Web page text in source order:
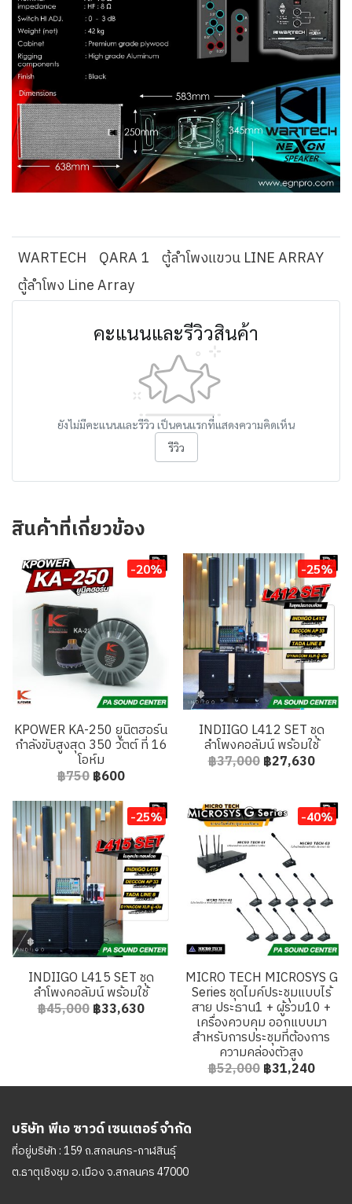
WARTECH QARA 1 ตู้ลำโพงแขวน LINE ARRAY
ตู้ลำโพง Line Array
คะแนนและรีวิวสินค้า
ยังไม่มีคะแนนและรีวิว เป็นคนแรกที่แสดงความคิดเห็น
รีวิว
สินค้าที่เกี่ยวข้อง
-20%
KPOWER KA-250 ยูนิตฮอร์น
กำลังขับสูงสุด 350 วัตต์ ที่ 16
โอห์ม
฿750 ฿600
-25%
INDIIGO L412 SET ชุด
ลำโพงคอลัมน์ พร้อมใช้
฿37,000 ฿27,630
-25%
INDIIGO L415 SET ชุด
ลำโพงคอลัมน์ พร้อมใช้
฿45,000 ฿33,630
-40%
MICRO TECH MICROSYS G
Series ชุดไมค์ประชุมแบบไร้
สาย ประธาน1 + ผู้ร่วม10 +
เครื่องควบคุม ออกแบบมา
สำหรับการประชุมที่ต้องการ
ความคล่องตัวสูง
฿52,000 ฿31,240
บริษัท พีเอ ซาวด์ เซนเตอร์ จำกัด
ที่อยู่บริษัท : 159 ถ.สกลนคร-กาฬสินธุ์
ต.ธาตุเชิงชุม อ.เมือง จ.สกลนคร 47000